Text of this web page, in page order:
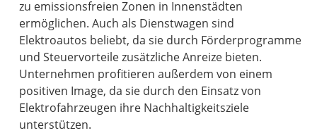
zu emissionsfreien Zonen in Innenstädten
ermöglichen. Auch als Dienstwagen sind
Elektroautos beliebt, da sie durch Förderprogramme
und Steuervorteile zusätzliche Anreize bieten.
Unternehmen profitieren außerdem von einem
positiven Image, da sie durch den Einsatz von
Elektrofahrzeugen ihre Nachhaltigkeitsziele
unterstützen.